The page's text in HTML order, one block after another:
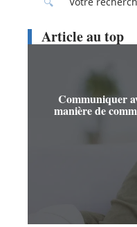
Article au top
Communiquer
manière de